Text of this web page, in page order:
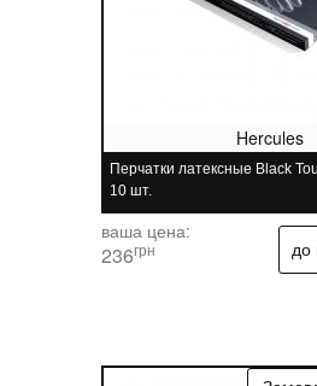
Hercules
Перчатки латексные Black
10 шт.
ваша цена:
236грн